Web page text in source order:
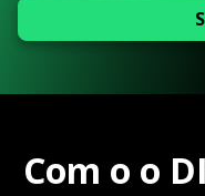
Com o o